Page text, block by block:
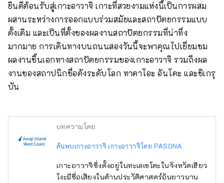
ยินดีต้อนรับสู่เกาะอาวาจิ เกาะที่สวยงามแห่งนี้เป็นการผสม
ผสานระหว่างการออกแบบร่วมสมัยและสถาปัตยกรรมแบบ
ดั้งเดิม และเป็นที่ตั้งของผลงานสถาปัตยกรรมที่น่าทึ่ง
มากมาย การเดินทางบนถนนสองวันนี้จะพาคุณไปเยี่ยมชม
ผลงานชิ้นเอกทางสถาปัตยกรรมของเกาะอาวาจิ รวมถึงผล
งานของสถาปนิกชื่อดังระดับโลก ทาดาโอะ อันโดะ และชิเกรุ
บัน
บทความโดย
ค้นพบเกาะอาวาจิ เกาะอาวาจิโดย PASONA
เกาะอาวาจิซึ่งตั้งอยู่ในทะเลเซโตะในจังหวัดเฮียว
โงะมีชื่อเสียงในด้านประวัติศาสตร์อันยาวนาน